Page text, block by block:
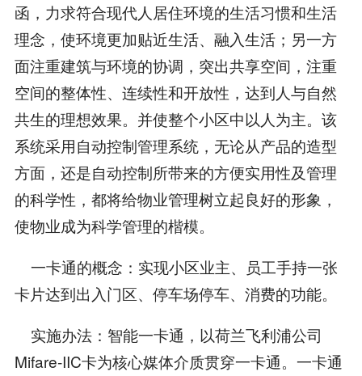
函，力求符合现代人居住环境的生活习惯和生活
理念，使环境更加贴近生活、融入生活；另一方
面注重建筑与环境的协调，突出共享空间，注重
空间的整体性、连续性和开放性，达到人与自然
共生的理想效果。并使整个小区中以人为主。该
系统采用自动控制管理系统，无论从产品的造型
方面，还是自动控制所带来的方便实用性及管理
的科学性，都将给物业管理树立起良好的形象，
使物业成为科学管理的楷模。
一卡通的概念：实现小区业主、员工手持一张
卡片达到出入门区、停车场停车、消费的功能。
实施办法：智能一卡通，以荷兰飞利浦公司
Mifare-IIC卡为核心媒体介质贯穿一卡通。一卡通